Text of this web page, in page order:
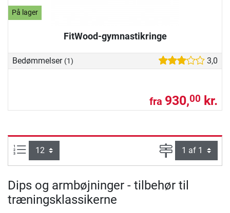
På lager
FitWood-gymnastikringe
Bedømmelser (1) 3,0
fra 930,00 kr.
Artikel pr. side: Side
Dips og armbøjninger - tilbehør til
træningsklassikerne